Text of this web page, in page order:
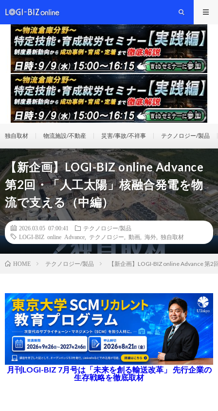
独自取材 物流施設/不動産 災害/事故/不祥事 テクノロジー/製品
【新企画】LOGI-BIZ online Advance
第2回・「人工太陽」核融合発電を物
流で支える（中編）
2026.03.05 07:00:41
テクノロジー/製品
LOGI-BIZ online Advance
テクノロジー 動画 海外 独自取材
HOME テクノロジー/製品 【新企画】LOGI-BIZ online Advance 第
月刊LOGI-BIZ 7月号は「未来を創る輸送改革」 先行企業の
生存戦略を徹底取材